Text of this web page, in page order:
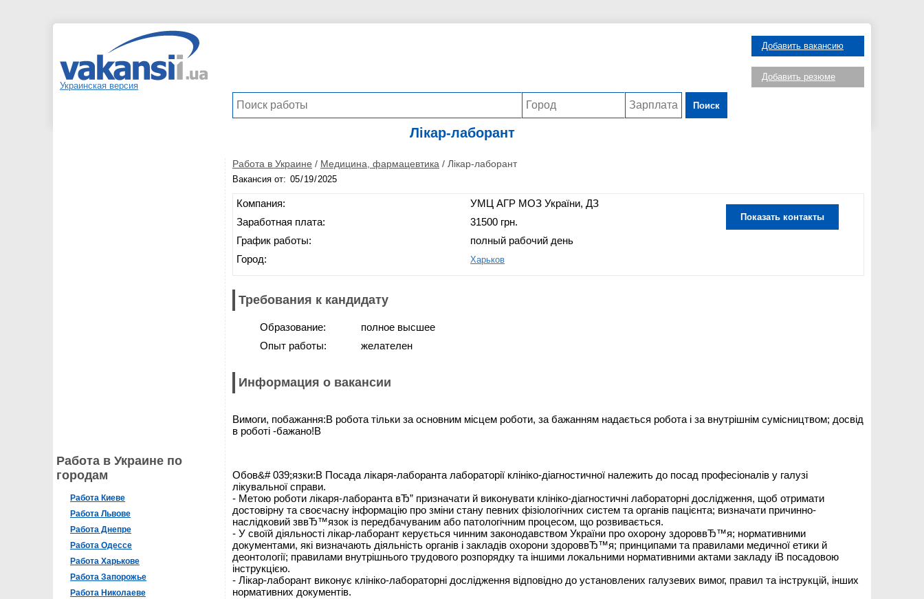
Украинская версия
Поиск
Добавить вакансию
Добавить резюме
Лікар-лаборант
Работа в Украине по
городам
Работа Киеве
Работа Львове
Работа Днепре
Работа Одессе
Работа Харькове
Работа Запорожье
Работа Николаеве
Работа в Украине / Медицина, фармацевтика / Лікар-лаборант
Вакансия от:
Компания:
Заработная плата:
График работы:
Город:
УМЦ АГР МОЗ України, ДЗ
31500 грн.
полный рабочий день
Харьков
Показать контакты
Требования к кандидату
Образование:
Опыт работы:
полное высшее
желателен
Информация о вакансии
Вимоги, побажання:В робота тільки за основним місцем роботи, за бажанням надається робота і за внутрішнім сумісництвом; досвід
в роботі -бажано!В
Обов&# 039;язки:В Посада лікаря-лаборанта лабораторії клініко-діагностичної належить до посад професіоналів у галузі
лікувальної справи.
- Метою роботи лікаря-лаборанта вЂ” призначати й виконувати клініко-діагностичні лабораторні дослідження, щоб отримати
достовірну та своєчасну інформацію про зміни стану певних фізіологічних систем та органів пацієнта; визначати причинно-
наслідковий зввЂ™язок із передбачуваним або патологічним процесом, що розвивається.
- У своїй діяльності лікар-лаборант керується чинним законодавством України про охорону здороввЂ™я; нормативними
документами, які визначають діяльність органів і закладів охорони здороввЂ™я; принципами та правилами медичної етики й
деонтології; правилами внутрішнього трудового розпорядку та іншими локальними нормативними актами закладу іВ посадовою
інструкцією.
- Лікар-лаборант виконує клініко-лабораторні дослідження відповідно до установлених галузевих вимог, правил та інструкцій, інших
нормативних документів.